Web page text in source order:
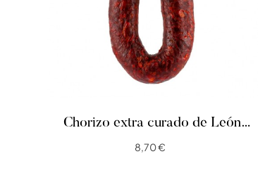
Chorizo extra curado de León
8,70 €